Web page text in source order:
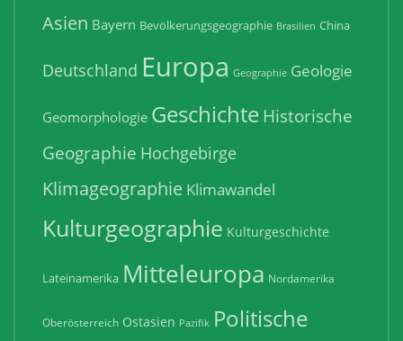
Asien Bayern Bevölkerungsgeographie Brasilien China
Deutschland Europa Geographie Geologie
Geomorphologie GeschichteHistorische
Geographie Hochgebirge
Klimageographie Klimawandel
Kulturgeographie Kulturgeschichte
Lateinamerika Mitteleuropa Nordamerika
Oberösterreich Ostasien Pazifik Politische